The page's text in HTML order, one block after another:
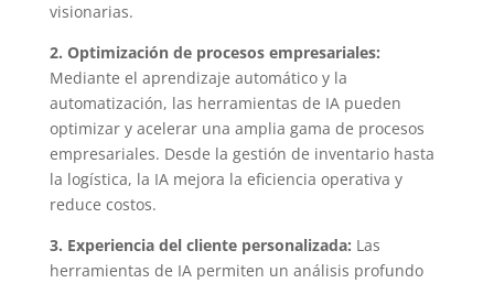
visionarias.
2. Optimización de procesos empresariales:
Mediante el aprendizaje automático y la
automatización, las herramientas de IA pueden
optimizar y acelerar una amplia gama de procesos
empresariales. Desde la gestión de inventario hasta
la logística, la IA mejora la eficiencia operativa y
reduce costos.
3. Experiencia del cliente personalizada: Las
herramientas de IA permiten un análisis profundo